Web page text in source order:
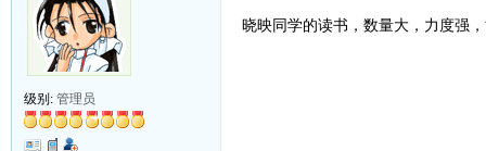
级别: 管理员
晓映同学的读书，数量大，力度强